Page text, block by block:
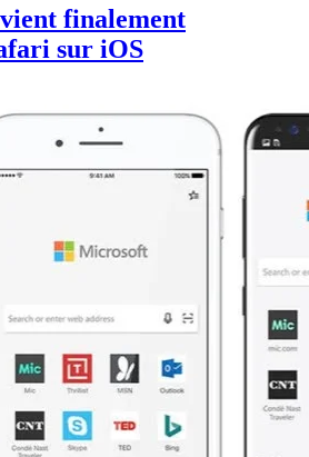
finalement
sur iOS